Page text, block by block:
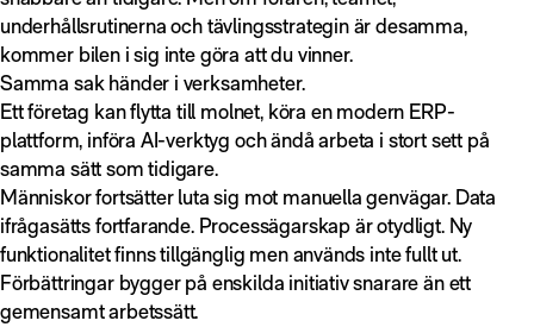
underhållsrutinerna och tävlingsstrategin är desamma,
kommer bilen i sig inte göra att du vinner.
Samma sak händer i verksamheter.
Ett företag kan flytta till molnet, köra en modern ERP-
plattform, införa AI-verktyg och ändå arbeta i stort sett på
samma sätt som tidigare.
Människor fortsätter luta sig mot manuella genvägar. Data
ifrågasätts fortfarande. Processägarskap är otydligt. Ny
funktionalitet finns tillgänglig men används inte fullt ut.
Förbättringar bygger på enskilda initiativ snarare än ett
gemensamt arbetssätt.